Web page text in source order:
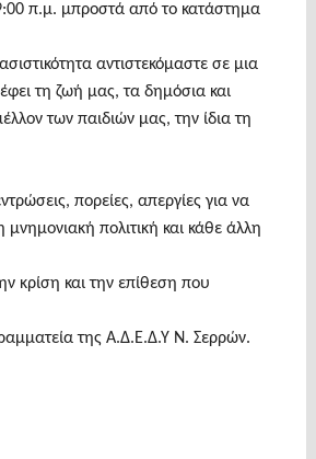
π.μ. μπροστά από το κατάστημα
αντιστεκόμαστε σε μια
τη ζωή μας, τα δημόσια και
των παιδιών μας, την ίδια τη
πορείες, απεργίες για να
πολιτική και κάθε άλλη
κρίση και την επίθεση που
της Α.Δ.Ε.Δ.Υ Ν. Σερρών.